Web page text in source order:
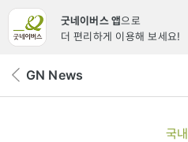
굿네이버스 앱으로
더 편리하게 이용해 보세요!
뒤 GN News
국내